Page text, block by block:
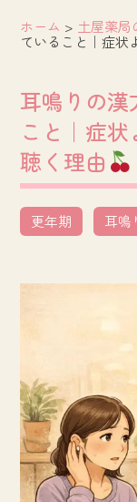
ホーム > 土屋薬局
ていること｜症状
耳鳴りの漢
こと｜症
聴く理由
更年期
耳鳴